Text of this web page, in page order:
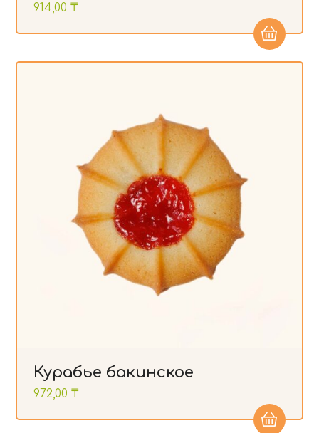
914,00₸
Курабье бакинское
972,00₸